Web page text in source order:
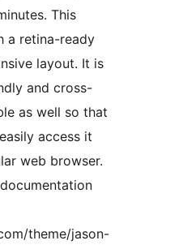
This
a retina-ready
layout. It is
and cross-
as well so that
access it
web browser.
theme/jason-